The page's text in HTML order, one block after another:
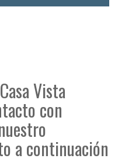
Vista
con
a continuación